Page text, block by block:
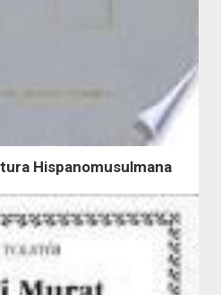
Hispanomusulmana